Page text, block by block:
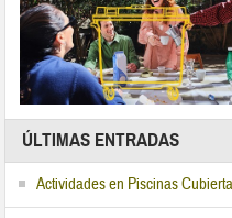
ÚLTIMAS ENTRADAS
Actividades en Piscinas